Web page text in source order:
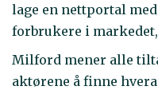
lage en nettportal
forbrukere i
Milford mener alle
aktørene å finne